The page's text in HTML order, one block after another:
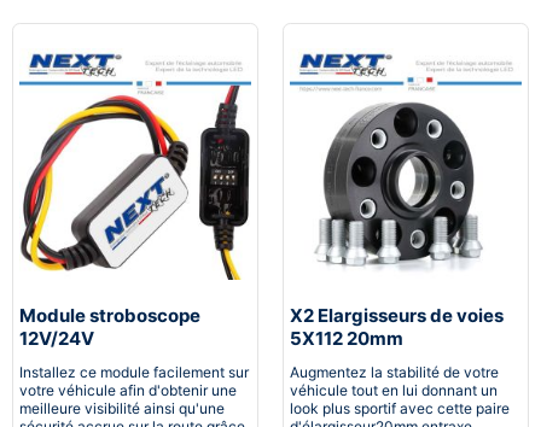
Module stroboscope
12V/24V
Installez ce module facilement sur
votre véhicule afin d'obtenir une
meilleure visibilité ainsi qu'une
X2 Elargisseurs de voies
5X112 20mm
Augmentez la stabilité de votre
véhicule tout en lui donnant un
look plus sportif avec cette paire